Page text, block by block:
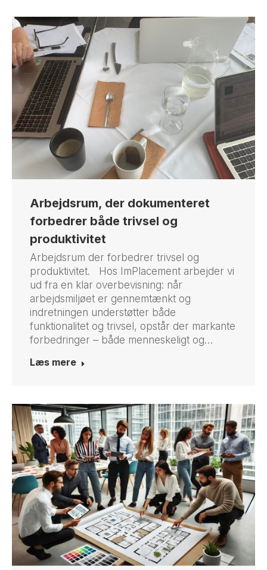
Arbejdsrum, der dokumenteret
forbedrer både trivsel og
produktivitet
Arbejdsrum der forbedrer trivsel og
produktivitet. Hos ImPlacement arbejder vi
ud fra en klar overbevisning: når
arbejdsmiljøet er gennemtænkt og
indretningen understøtter både
funktionalitet og trivsel, opstår der markante
forbedringer – både menneskeligt og…
Læs mere